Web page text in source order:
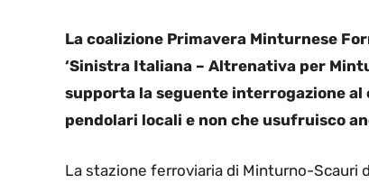
La coalizione Primavera Minturnese
‘Sinistra Italiana – Altrenativa per
supporta la seguente interrogazione al
pendolari locali e non che usufruisco
La stazione ferroviaria di Minturno-Scauri